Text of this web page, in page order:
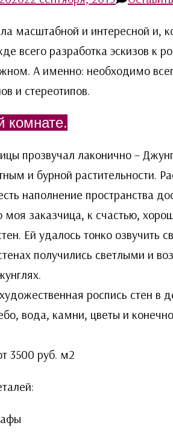
масштабной и интересной и,
всего разработка эскизов к
А именно: необходимо
и стереотипов.
комнате.
прозвучал лаконично –
и бурной растительности.
наполнение пространства
заказчица, к счастью,
Ей удалось тонко озвучить
получились светлыми и
роспись стен в
вода, камни, цветы и
3500 руб. м2